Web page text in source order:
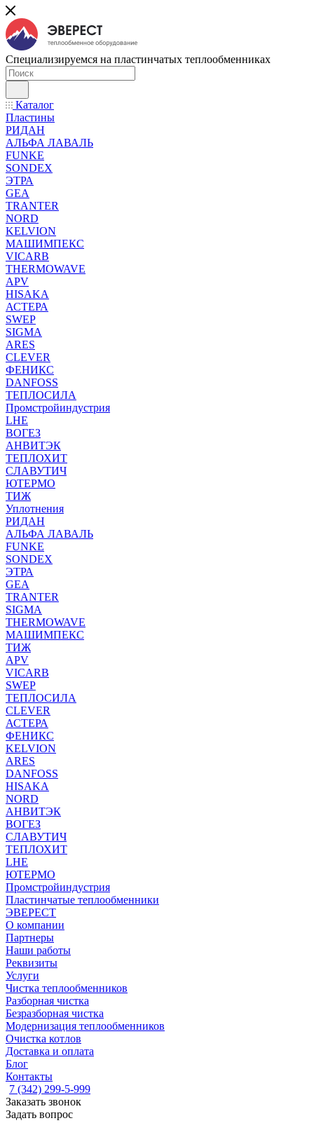
Специализируемся на пластинчатых теплообменниках
Каталог
Пластины
РИДАН
АЛЬФА ЛАВАЛЬ
FUNKE
SONDEX
ЭТРА
GEA
TRANTER
NORD
KELVION
МАШИМПЕКС
VICARB
THERMOWAVE
APV
HISAKA
АСТЕРА
SWEP
SIGMA
ARES
CLEVER
ФЕНИКС
DANFOSS
ТЕПЛОСИЛА
Промстройиндустрия
LHE
ВОГЕЗ
АНВИТЭК
ТЕПЛОХИТ
СЛАВУТИЧ
ЮТЕРМО
ТИЖ
Уплотнения
РИДАН
АЛЬФА ЛАВАЛЬ
FUNKE
SONDEX
ЭТРА
GEA
TRANTER
SIGMA
THERMOWAVE
МАШИМПЕКС
ТИЖ
APV
VICARB
SWEP
ТЕПЛОСИЛА
CLEVER
АСТЕРА
ФЕНИКС
KELVION
ARES
DANFOSS
HISAKA
NORD
АНВИТЭК
ВОГЕЗ
СЛАВУТИЧ
ТЕПЛОХИТ
LHE
ЮТЕРМО
Промстройиндустрия
Пластинчатые теплообменники
ЭВЕРЕСТ
О компании
Партнеры
Наши работы
Реквизиты
Услуги
Чистка теплообменников
Разборная чистка
Безразборная чистка
Модернизация теплообменников
Очистка котлов
Доставка и оплата
Блог
Контакты
7 (342) 299-5-999
Заказать звонок
Задать вопрос